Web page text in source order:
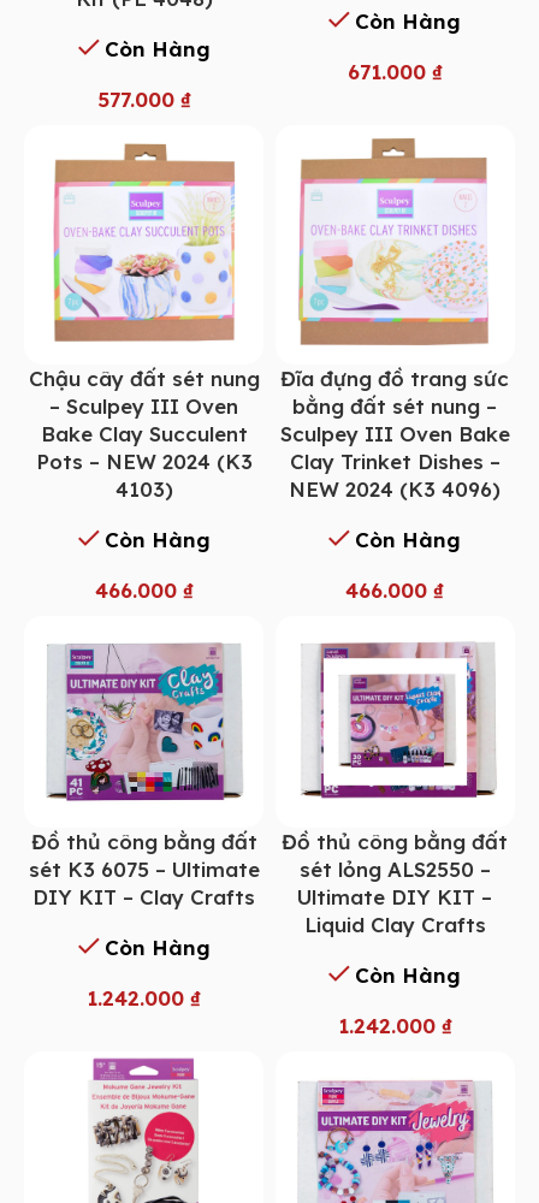
Còn Hàng
577.000 ₫
Còn Hàng
671.000 ₫
Chậu cây đất sét nung
– Sculpey III Oven
Bake Clay Succulent
Pots – NEW 2024 (K3
4103)
Còn Hàng
466.000 ₫
Đĩa đựng đồ trang sức
bằng đất sét nung –
Sculpey III Oven Bake
Clay Trinket Dishes –
NEW 2024 (K3 4096)
Còn Hàng
466.000₫
Đồ thủ công bằng đất
sét K3 6075 – Ultimate
DIY KIT – Clay Crafts
Còn Hàng
1.242.000 ₫
Đồ thủ công bằng đất
sét lỏng ALS2550 –
Ultimate DIY KIT –
Liquid Clay Crafts
Còn Hàng
1.242.000 ₫